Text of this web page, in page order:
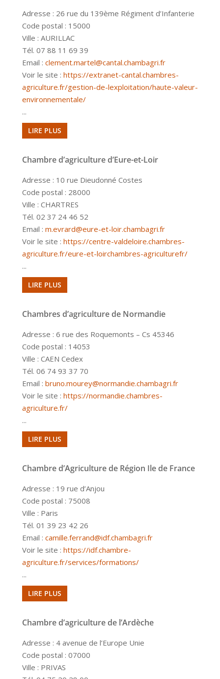
Adresse : 26 rue du 139ème Régiment d’Infanterie
Code postal : 15000
Ville : AURILLAC
Tél. 07 88 11 69 39
Email : clement.martel@cantal.chambagri.fr
Voir le site : https://extranet-cantal.chambres-
agriculture.fr/gestion-de-lexploitation/haute-valeur-
environnementale/
...
LIRE PLUS
Chambre d’agriculture d’Eure-et-Loir
Adresse : 10 rue Dieudonné Costes
Code postal : 28000
Ville : CHARTRES
Tél. 02 37 24 46 52
Email : m.evrard@eure-et-loir.chambagri.fr
Voir le site : https://centre-valdeloire.chambres-
agriculture.fr/eure-et-loirchambres-agriculturefr/
...
LIRE PLUS
Chambres d’agriculture de Normandie
Adresse : 6 rue des Roquemonts – Cs 45346
Code postal : 14053
Ville : CAEN Cedex
Tél. 06 74 93 37 70
Email : bruno.mourey@normandie.chambagri.fr
Voir le site : https://normandie.chambres-
agriculture.fr/
...
LIRE PLUS
Chambre d’Agriculture de Région Ile de France
Adresse : 19 rue d’Anjou
Code postal : 75008
Ville : Paris
Tél. 01 39 23 42 26
Email : camille.ferrand@idf.chambagri.fr
Voir le site : https://idf.chambre-
agriculture.fr/services/formations/
...
LIRE PLUS
Chambre d’agriculture de l’Ardèche
Adresse : 4 avenue de l’Europe Unie
Code postal : 07000
Ville : PRIVAS